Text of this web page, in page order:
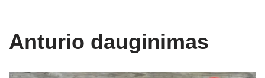
Anturio dauginimas